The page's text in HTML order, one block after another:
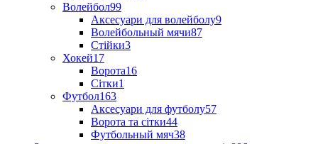
Волейбол99
Аксесуари для волейболу9
Волейбольный мячи87
Стійки3
Хокей17
Ворота16
Сітки1
Футбол163
Аксесуари для футболу57
Ворота та сітки44
Футбольный мяч38